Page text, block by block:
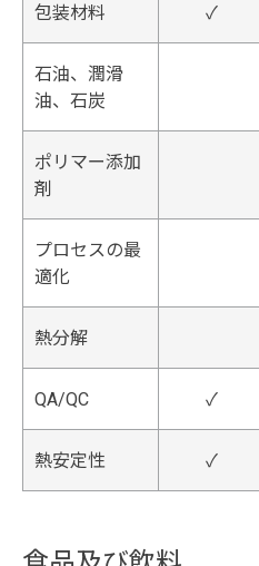
包装材料 ✓
石油、潤滑
油、石炭
ポリマー添加
剤
プロセスの最
適化
熱分解
QA/QC ✓
熱安定性 ✓